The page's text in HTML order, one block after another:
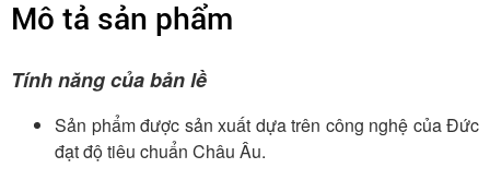
Mô tả sản phẩm
Tính năng của bản lề
Sản phẩm được sản xuất dựa trên công nghệ của Đức
đạt độ tiêu chuẩn Châu Âu.